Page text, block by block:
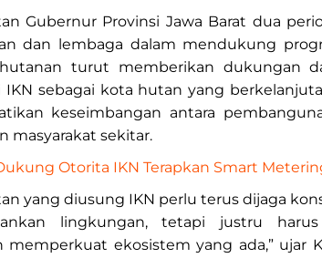
Gubernur Provinsi Jawa Barat dua
dan lembaga dalam mendukung
turut memberikan dukungan
sebagai kota hutan yang
keseimbangan antara
masyarakat sekitar.
Otorita IKN Terapkan Smart
yang diusung IKN perlu terus dijaga
lingkungan, tetapi justru
ekosistem yang ada,” ujar